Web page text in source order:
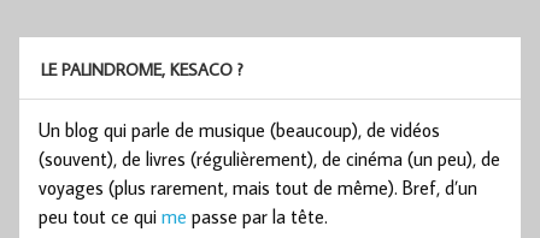
LE PALINDROME, KESACO ?
Un blog qui parle de musique (beaucoup), de vidéos
(souvent), de livres (régulièrement), de cinéma (un peu), de
voyages (plus rarement, mais tout de même). Bref, d’un
peu tout ce qui me passe par la tête.